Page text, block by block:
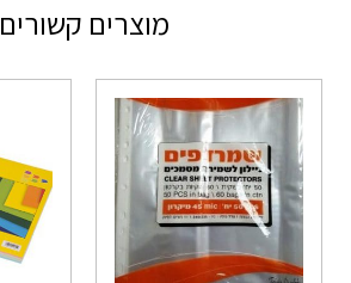
מוצרים קשורים